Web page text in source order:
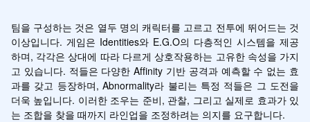
팀을 구성하는 것은 열두 명의 캐릭터를 고르고 전투에 뛰어드는 것
이상입니다. 게임은 Identities와 E.G.O의 다층적인 시스템을 제공
하며, 각각은 상대에 따라 다르게 상호작용하는 고유한 속성을 가지
고 있습니다. 적들은 다양한 Affinity 기반 공격과 예측할 수 없는 효
과를 갖고 등장하며, Abnormality라 불리는 특정 적들은 그 도전을
더욱 높입니다. 이러한 조우는 준비, 관찰, 그리고 실제로 효과가 있
는 조합을 찾을 때까지 라인업을 조정하려는 의지를 요구합니다.